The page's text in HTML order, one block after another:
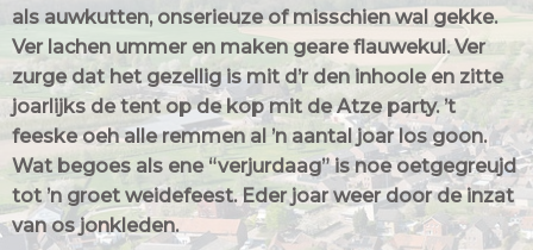
als auwkutten, onserieuze of misschien wal gekke.
Ver lachen ummer en maken geare flauwekul. Ver
zurge dat het gezellig is mit d’r den inhoole en zitte
joarlijks de tent op de kop mit de Atze party. ’t
feeske oeh alle remmen al ’n aantal joar los goon.
Wat begoes als ene “verjurdaag” is noe oetgegreujd
tot ’n groet weidefeest. Eder joar weer door de inzat
van os jonkleden.